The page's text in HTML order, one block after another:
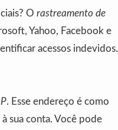
O rastreamento de
Yahoo, Facebook e
acessos indevidos.
. Esse endereço é como
sua conta. Você pode